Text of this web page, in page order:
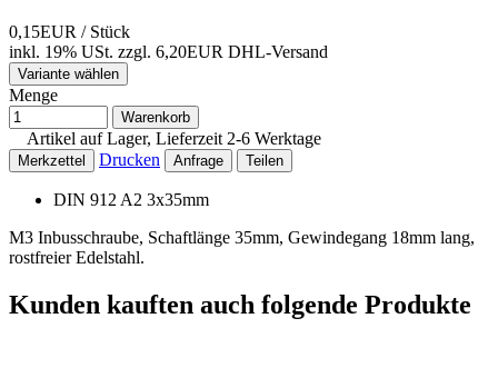
0,15EUR / Stück
inkl. 19% USt. zzgl. 6,20EUR DHL-Versand
Variante wählen
Menge
Warenkorb
Artikel auf Lager, Lieferzeit 2-6 Werktage
Merkzettel Drucken Anfrage Teilen
DIN 912 A2 3x35mm
M3 Inbusschraube, Schaftlänge 35mm, Gewindegang 18mm lang,
rostfreier Edelstahl.
Kunden kauften auch folgende Produkte